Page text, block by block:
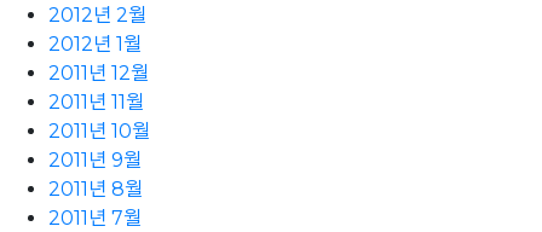
2012년 2월
2012년 1월
2011년 12월
2011년 11월
2011년 10월
2011년 9월
2011년 8월
2011년 7월